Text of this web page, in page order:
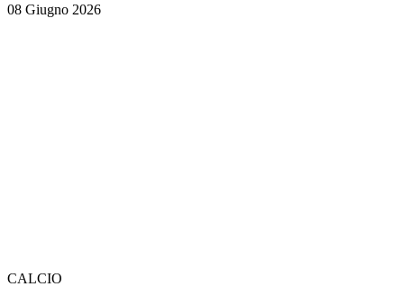
08 Giugno 2026
CALCIO